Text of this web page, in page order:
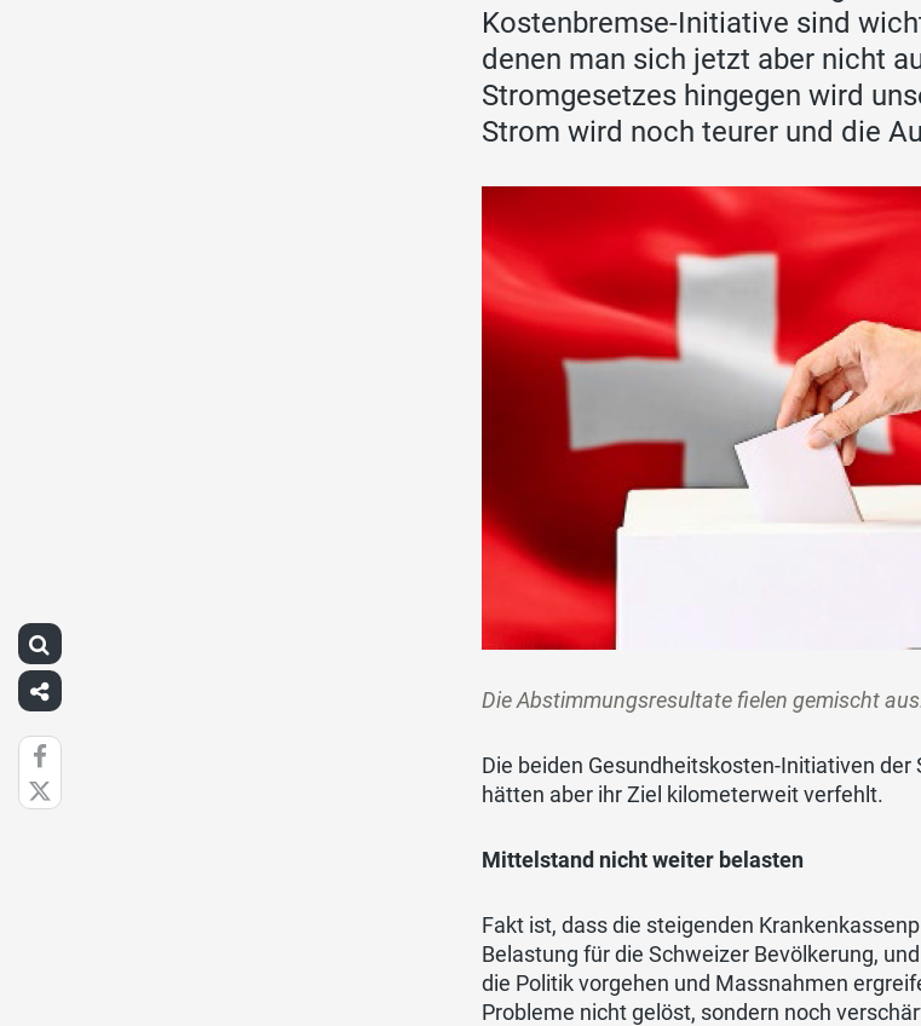
Kostenbremse-Initiative sind
denen man sich jetzt aber nicht
Stromgesetzes hingegen wird
Strom wird noch teurer und die
Die Abstimmungsresultate fielen gemischt
Die beiden Gesundheitskosten-Initiativen
hätten aber ihr Ziel kilometerweit verfehlt.
Mittelstand nicht weiter belasten
Fakt ist, dass die steigenden
Belastung für die Schweizer Bevölkerung,
die Politik vorgehen und Massnahmen
Probleme nicht gelöst, sondern noch